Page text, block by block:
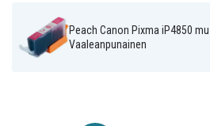
Peach Canon Pixma iP4850
Vaaleanpunainen